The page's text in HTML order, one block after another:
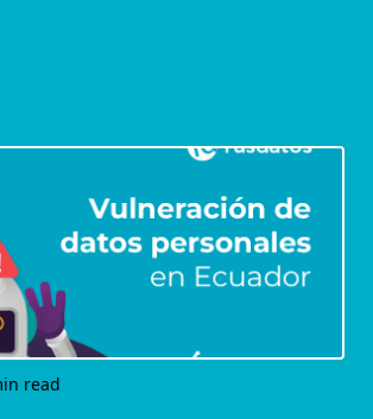
read